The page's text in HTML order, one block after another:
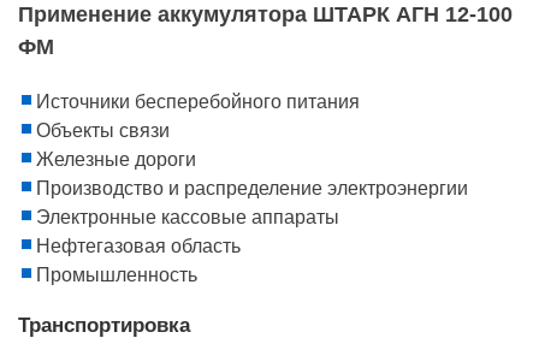
Применение аккумулятора ШТАРК АГН 12-100
ФМ
Источники бесперебойного питания
Объекты связи
Железные дороги
Производство и распределение электроэнергии
Электронные кассовые аппараты
Нефтегазовая область
Промышленность
Транспортировка